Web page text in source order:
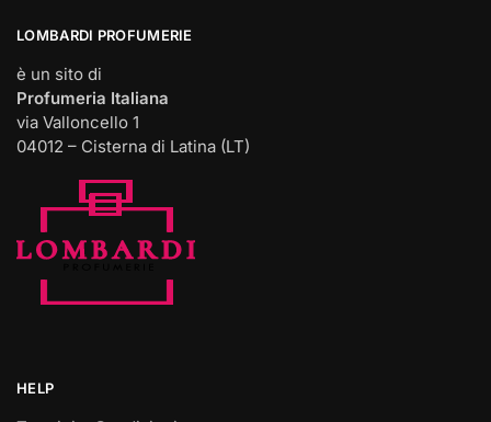
LOMBARDI PROFUMERIE
è un sito di
Profumeria Italiana
via Valloncello 1
04012 – Cisterna di Latina (LT)
HELP